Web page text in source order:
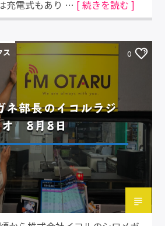
充電式もあり … [ 続きを読む ]
ス 0
ネ部長のイコルラジ
オ 8月8日